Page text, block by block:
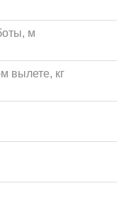
подушках
м
вылете, кг